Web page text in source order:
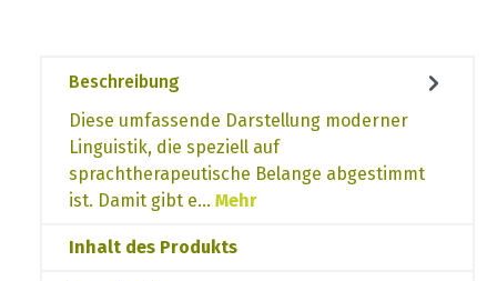
Beschreibung
Diese umfassende Darstellung moderner
Linguistik, die speziell auf
sprachtherapeutische Belange abgestimmt
ist. Damit gibt e… Mehr
Inhalt des Produkts